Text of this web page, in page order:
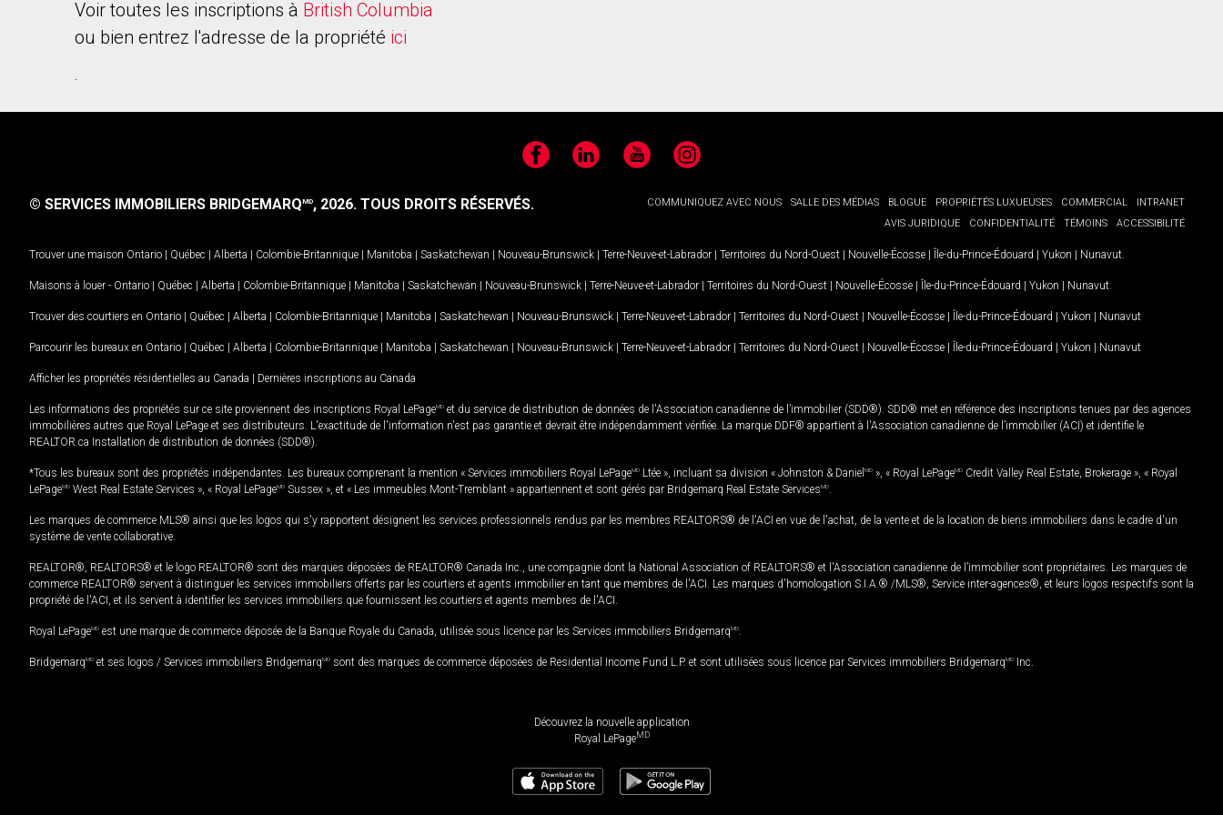
Voir toutes les inscriptions à British Columbia
ou bien entrez l'adresse de la propriété ici
.
FacebookLinkedIn YouTubeInstagram
COMMUNIQUEZ AVEC NOUS SALLE DES MÉDIAS BLOGUE PROPRIÉTÉS LUXUEUSES COMMERCIAL
INTRANET
AVIS JURIDIQUE
CONFIDENTIALITÉ TÉMOINS ACCESSIBILITÉ
© SERVICES IMMOBILIERS BRIDGEMARQMD, 2026. TOUS DROITS RÉSERVÉS.
Trouver une maison Ontario | Québec | Alberta | Colombie-Britannique | Manitoba | Saskatchewan | Nouveau-Brunswick | Terre-Neuve-et-Labrador | Territoires du Nord-Ouest | Nouvelle-Écosse | Île-du-Prince-Édouard | Yukon | Nunavut
Maisons à louer - Ontario | Québec | Alberta | Colombie-Britannique | Manitoba | Saskatchewan | Nouveau-Brunswick | Terre-Neuve-et-Labrador | Territoires du Nord-Ouest | Nouvelle-Écosse | Île-du-Prince-Édouard | Yukon | Nunavut
Trouver des courtiers en Ontario | Québec | Alberta | Colombie-Britannique | Manitoba | Saskatchewan | Nouveau-Brunswick | Terre-Neuve-et-Labrador | Territoires du Nord-Ouest | Nouvelle-Écosse | Île-du-Prince-Édouard | Yukon | Nunavut
Parcourir les bureaux en Ontario | Québec | Alberta | Colombie-Britannique | Manitoba | Saskatchewan | Nouveau-Brunswick | Terre-Neuve-et-Labrador | Territoires du Nord-Ouest | Nouvelle-Écosse | Île-du-Prince-Édouard | Yukon | Nunavut
Afficher les propriétés résidentielles au Canada | Dernières inscriptions au Canada
Les informations des propriétés sur ce site proviennent des inscriptions Royal LePageMD et du service de distribution de données de l'Association canadienne de l’immobilier (SDD®). SDD® met en référence des inscriptions tenues par des agences
immobilières autres que Royal LePage et ses distributeurs. L'exactitude de l'information n'est pas garantie et devrait être indépendamment vérifiée. La marque DDF® appartient à l'Association canadienne de l’immobilier (ACI) et identifie le
REALTOR.ca Installation de distribution de données (SDD®).
*Tous les bureaux sont des propriétés indépendantes. Les bureaux comprenant la mention « Services immobiliers Royal LePageMD Ltée », incluant sa division « Johnston & Daniel MD », « Royal LePageMD Credit Valley Real Estate, Brokerage », « Royal
LePageMD West Real Estate Services », « Royal LePageMD Sussex », et « Les immeubles Mont-Tremblant » appartiennent et sont gérés par Bridgemarq Real Estate ServicesMD
Les marques de commerce MLS® ainsi que les logos qui s'y rapportent désignent les services professionnels rendus par les membres REALTORS® de l'ACI en vue de l'achat, de la vente et de la location de biens immobiliers dans le cadre d'un
système de vente collaborative.
REALTOR®, REALTORS® et le logo REALTOR® sont des marques déposées de REALTOR® Canada Inc., une compagnie dont la National Association of REALTORS® et l'Association canadienne de l’immobilier sont propriétaires. Les marques de
commerce REALTOR® servent à distinguer les services immobiliers offerts par les courtiers et agents immobilier en tant que membres de l'ACI. Les marques d'homologation S.I.A.® /MLS®, Service inter-agences®, et leurs logos respectifs sont la
propriété de l'ACI, et ils servent à identifier les services immobiliers que fournissent les courtiers et agents membres de l'ACI.
Royal LePageMD est une marque de commerce déposée de la Banque Royale du Canada, utilisée sous licence par les Services immobiliers BridgemarqMD
BridgemarqMD et ses logos / Services immobiliers BridgemarqMD sont des marques de commerce déposées de Residential Income Fund L.P. et sont utilisées sous licence par Services immobiliers BridgemarqMD Inc.
Découvrez la nouvelle application
Royal LePageMD